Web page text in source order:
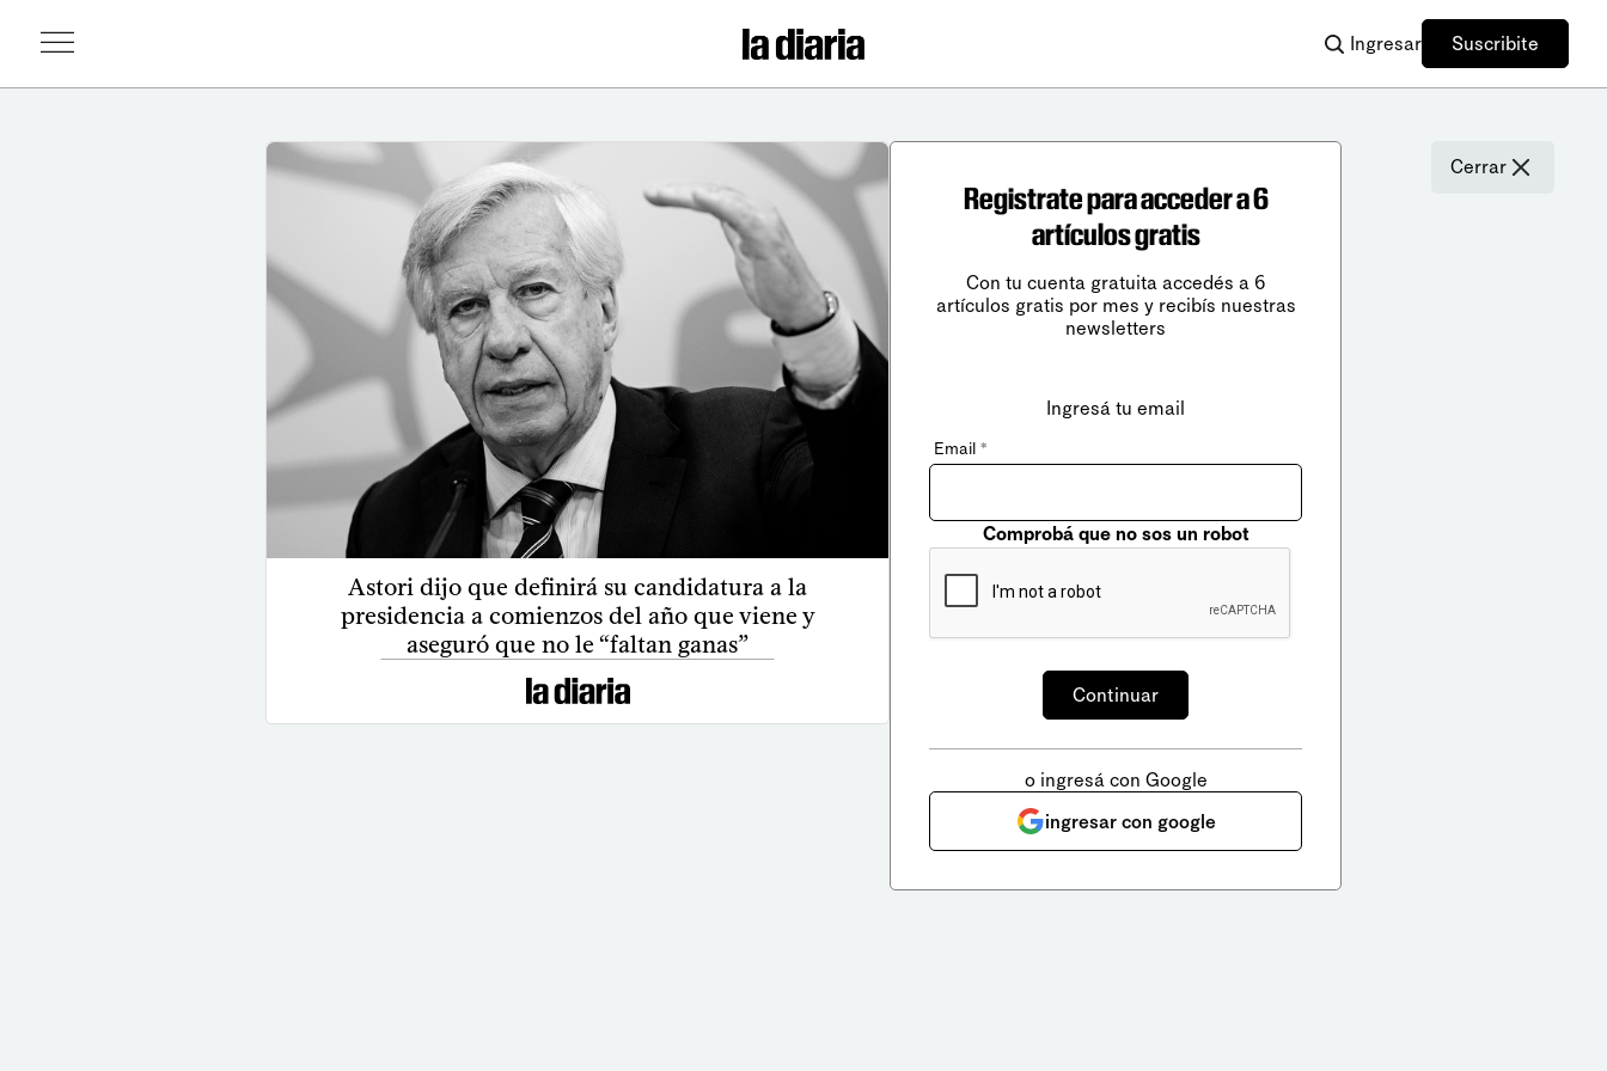
Ingresar Suscribite
Astori dijo que definirá su candidatura a la
presidencia a comienzos del año que viene y
aseguró que no le “faltan ganas”
Cerrar
Registrate para acceder a 6
artículos gratis
Con tu cuenta gratuita accedés a 6
artículos gratis por mes y recibís nuestras
newsletters
Ingresá tu email
Email *
Comprobá que no sos un robot
o ingresá con Google
ingresar con google